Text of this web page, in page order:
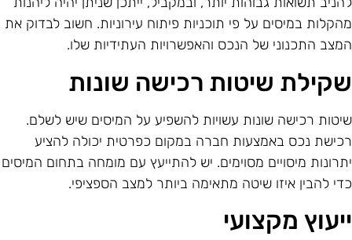
במיסים על פי תוכניות פיתוח עירוניות. חשוב לבדוק את
התכנוני של הנכס והאפשרויות העתידיות שלו.
שיטות רכישה שונות
רכישה שונות עשויות להשפיע על המיסים שיש לשלם.
נכס באמצעות חברה במקום כפרטית יכולה להציע
מיסויים מסוימים. יש להתייעץ עם מומחה בתחום המיסים
להבין איזו שיטה מתאימה ביותר למצב הספציפי.
מקצועי